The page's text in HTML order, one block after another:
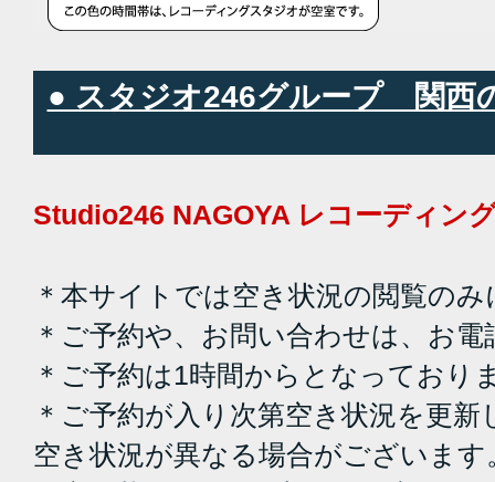
● スタジオ246グループ 関西
Studio246 NAGOYA レコーディン
＊本サイトでは空き状況の閲覧の
＊ご予約や、お問い合わせは、お
＊ご予約は1時間からとなっており
＊ご予約が入り次第空き状況を更
空き状況が異なる場合がございます